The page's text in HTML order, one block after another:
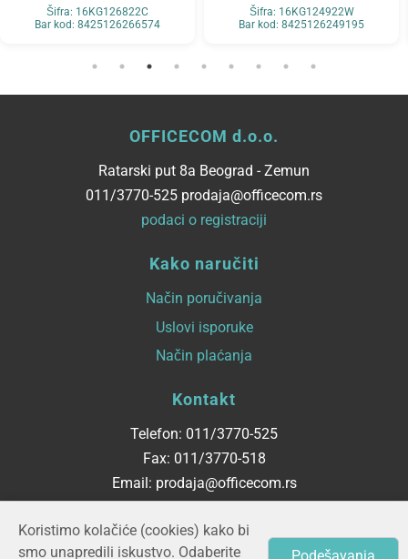
Šifra: 16KG126822C
Bar kod: 8425126266574
Šifra: 16KG124922W
Bar kod: 8425126249195
OFFICECOM d.o.o.
Ratarski put 8a Beograd - Zemun
011/3770-525 prodaja@officecom.rs
podaci o registraciji
Kako naručiti
Način poručivanja
Uslovi isporuke
Način plaćanja
Kontakt
Telefon: 011/3770-525
Fax: 011/3770-518
Email: prodaja@officecom.rs
Radno vreme
Koristimo kolačiće (cookies) kako bi
smo unapredili iskustvo. Odaberite